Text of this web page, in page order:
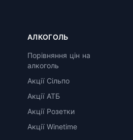
АЛКОГОЛЬ
Порівняння цін на
алкоголь
Акції Сільпо
Акції АТБ
Акції Розетки
Акції Winetime